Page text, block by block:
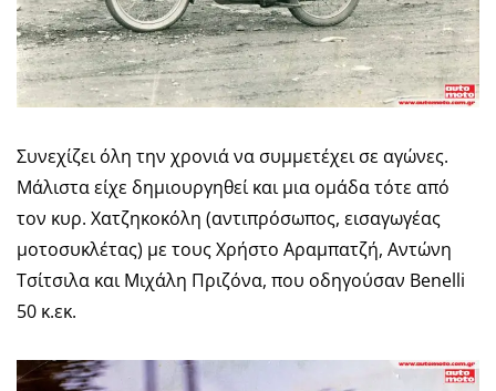
Συνεχίζει όλη την χρονιά να συμμετέχει σε αγώνες.
Μάλιστα είχε δημιουργηθεί και μια ομάδα τότε από
τον κυρ. Χατζηκοκόλη (αντιπρόσωπος, εισαγωγέας
μοτοσυκλέτας) με τους Χρήστο Αραμπατζή, Αντώνη
Τσίτσιλα και Μιχάλη Πριζόνα, που οδηγούσαν Benelli
50 κ.εκ.